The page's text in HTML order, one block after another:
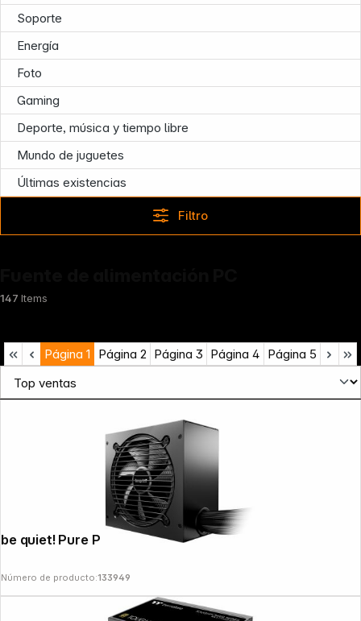
Soporte
Energía
Foto
Gaming
Deporte, música y tiempo libre
Mundo de juguetes
Últimas existencias
Filtro
147 Items
Página 1 Página 2 Página 3 Página 4 Página 5
be quiet! Pure Power 12 850W
Número de producto:133949
Infoterminal